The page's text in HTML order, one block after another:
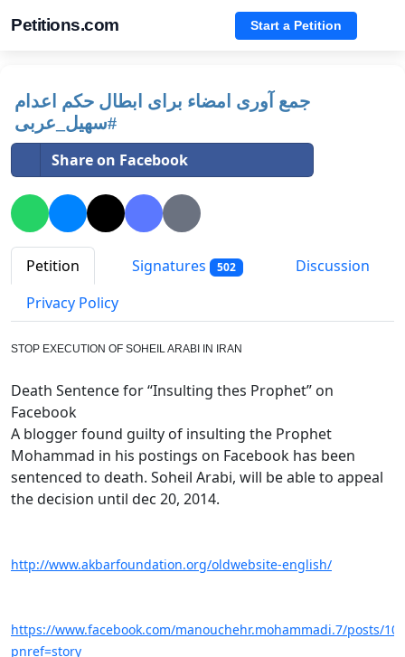
Petitions.com Start a Petition
جمع آوری امضاء برای ابطال حکم اعدام
#سهیل_عربی
Share on Facebook
Petition Signatures 502
Discussion
Privacy Policy
STOP EXECUTION OF SOHEIL ARABI IN IRAN
Death Sentence for “Insulting thes Prophet” on
Facebook
A blogger found guilty of insulting the Prophet
Mohammad in his postings on Facebook has been
sentenced to death. Soheil Arabi, will be able to appeal
the decision until dec 20, 2014.
http://www.akbarfoundation.org/oldwebsite-english/
https://www.facebook.com/manouchehr.mohammadi.7/posts/
pnref=story